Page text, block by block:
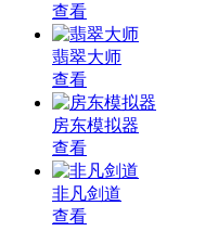
查看
翡翠大师
查看
房东模拟器
查看
非凡剑道
查看